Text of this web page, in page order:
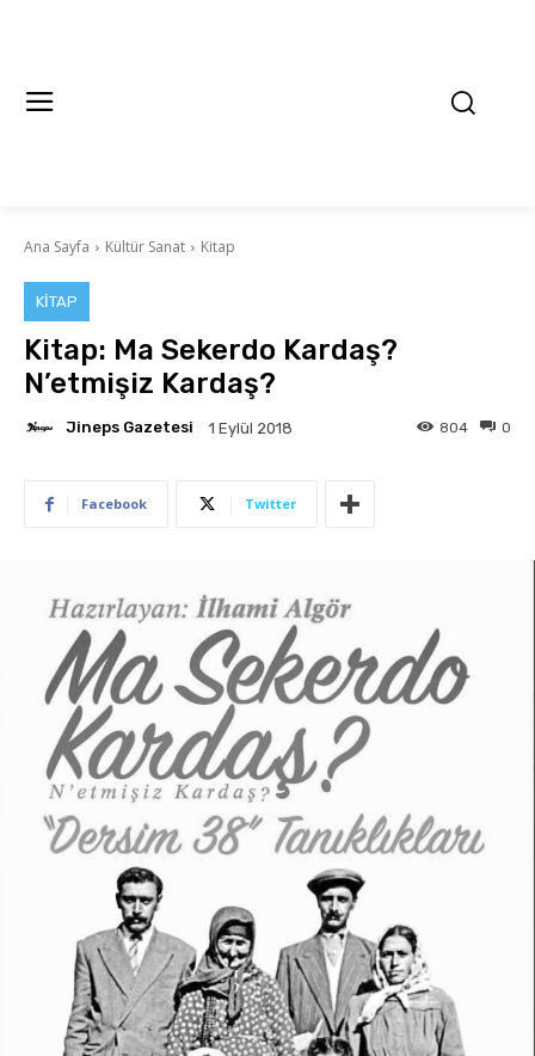
Ana Sayfa Kültür Sanat Kitap
KITAP
Kitap: Ma Sekerdo Kardaş?
N’etmişiz Kardaş?
Jineps Gazetesi 1 Eylül 2018 0
804
Facebook Twitter